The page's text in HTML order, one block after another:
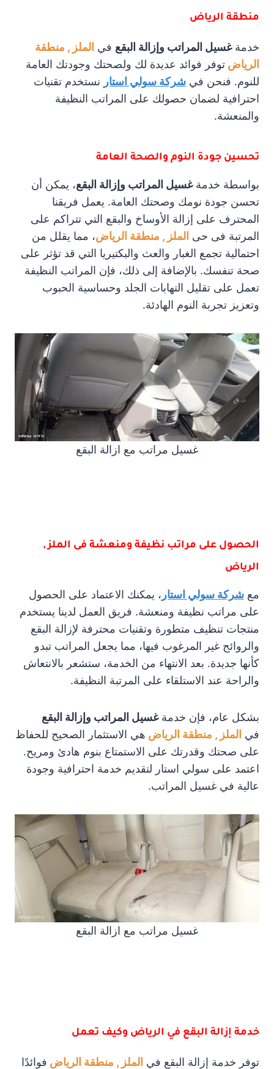
منطقة الرياض
خدمةغسيل المراتب وإزالة البقع في الملز , منطقة
الرياض توفر فوائد عديدة لك ولصحتك وجودتك العامة
للنوم. فنحن في شركة سولي استار نستخدم تقنيات
احترافية لضمان حصولك على المراتب النظيفة
والمنعشة.
تحسين جودة النوم والصحة العامة
بواسطة خدمةغسيل المراتب وإزالة البقع، يمكن أن
تحسن جودة نومك وصحتك العامة. يعمل فريقنا
المحترف على إزالة الأوساخ والبقع التي تتراكم على
المرتبة فى حى الملز , منطقة الرياض، مما يقلل من
احتمالية تجمع الغبار والعث والبكتيريا التي قد تؤثر على
صحة تنفسك. بالإضافة إلى ذلك، فإن المراتب النظيفة
تعمل على تقليل التهابات الجلد وحساسية الحبوب
وتعزيز تجربة النوم الهادئة.
غسيل مراتب مع ازالة البقع
الحصول على مراتب نظيفة ومنعشة فى الملز ,
الرياض
مع شركة سولي استار ، يمكنك الاعتماد على الحصول
على مراتب نظيفة ومنعشة. فريق العمل لدينا يستخدم
منتجات تنظيف متطورة وتقنيات محترفة لإزالة البقع
والروائح غير المرغوب فيها، مما يجعل المراتب تبدو
كأنها جديدة. بعد الانتهاء من الخدمة، ستشعر بالانتعاش
والراحة عند الاستلقاء على المرتبة النظيفة.
بشكل عام، فإن خدمةغسيل المراتب وإزالة البقع
في الملز , منطقة الرياض هي الاستثمار الصحيح للحفاظ
على صحتك وقدرتك على الاستمتاع بنوم هادئ ومريح.
اعتمد على سولي استار لتقديم خدمة احترافية وجودة
عالية في غسيل المراتب.
غسيل مراتب مع ازالة البقع
خدمة إزالة البقع في الرياض وكيف تعمل
توفر خدمة إزالة البقع في الملز , منطقة الرياض فوائدًا